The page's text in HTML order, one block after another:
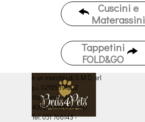
Cuscini e
Materassini
Tappetini
FOLD&GO
è un marchio di S.M.D. srl
p.i. 02195391202
Via Buozzi, 41 -
40057 Cadriano BO
Tel. 051 766143 -